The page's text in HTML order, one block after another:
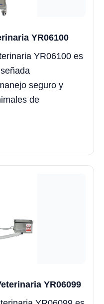
YR06100
YR06100 es
seguro y
de
YR06099